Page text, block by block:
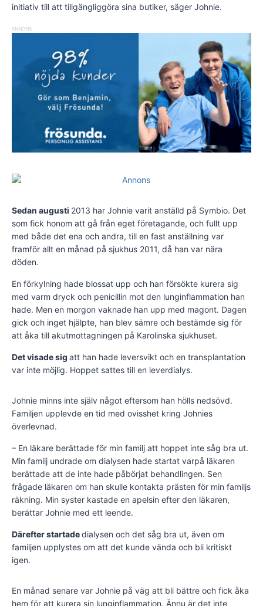
initiativ till att tillgängliggöra sina butiker, säger Johnie.
ANNONS
Sedan augusti 2013 har Johnie varit anställd på Symbio. Det
som fick honom att gå från eget företagande, och fullt upp
med både det ena och andra, till en fast anställning var
framför allt en månad på sjukhus 2011, då han var nära
döden.
En förkylning hade blossat upp och han försökte kurera sig
med varm dryck och penicillin mot den lunginflammation han
hade. Men en morgon vaknade han upp med magont. Dagen
gick och inget hjälpte, han blev sämre och bestämde sig för
att åka till akutmottagningen på Karolinska sjukhuset.
Det visade sig att han hade leversvikt och en transplantation
var inte möjlig. Hoppet sattes till en leverdialys.
Johnie minns inte själv något eftersom han hölls nedsövd.
Familjen upplevde en tid med ovisshet kring Johnies
överlevnad.
– En läkare berättade för min familj att hoppet inte såg bra ut.
Min familj undrade om dialysen hade startat varpå läkaren
berättade att de inte hade påbörjat behandlingen. Sen
frågade läkaren om han skulle kontakta prästen för min familjs
räkning. Min syster kastade en apelsin efter den läkaren,
berättar Johnie med ett leende.
Därefter startadedialysen och det såg bra ut, även om
familjen upplystes om att det kunde vända och bli kritiskt
igen.
En månad senare var Johnie på väg att bli bättre och fick åka
hem för att kurera sin lunginflammation. Ännu är det inte